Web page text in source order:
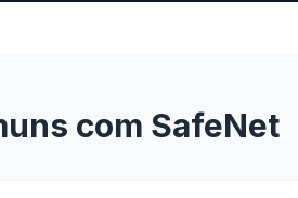
com SafeNet